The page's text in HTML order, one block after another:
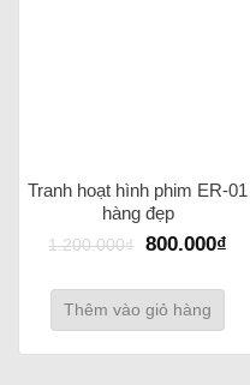
Tranh hoạt hình phim ER-01
hàng đẹp
1.200.000₫ 800.000₫
Thêm vào giỏ hàng